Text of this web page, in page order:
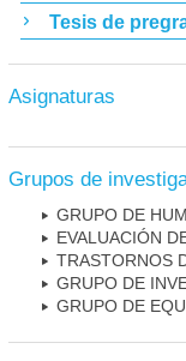
Tesis de
Asignaturas
Grupos de
GRUPO DE
EVALUACIÓN
TRASTORNOS
GRUPO DE
GRUPO DE